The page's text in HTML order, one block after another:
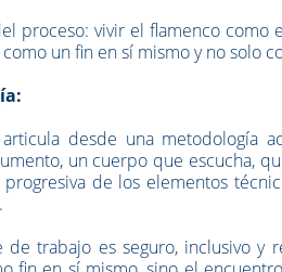
proceso: vivir el flamenco
un fin en sí mismo y no solo
desde una metodología
un cuerpo que escucha,
de los elementos
de trabajo es seguro, inclusivo y